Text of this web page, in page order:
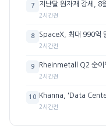
7 지난달 원자재 강세, 8
2시간전
8 SpaceX, 최대 990억
2시간전
9 Rheinmetall Q2 순이
2시간전
10 Khanna, 'Data
2시간전